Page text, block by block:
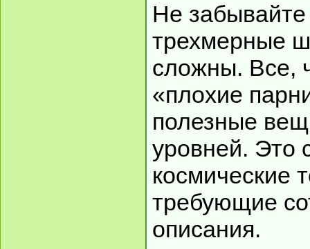
Не забывайте
трехмерные
сложны. Все,
«плохие
полезные
уровней. Это
космические
требующие
описания.